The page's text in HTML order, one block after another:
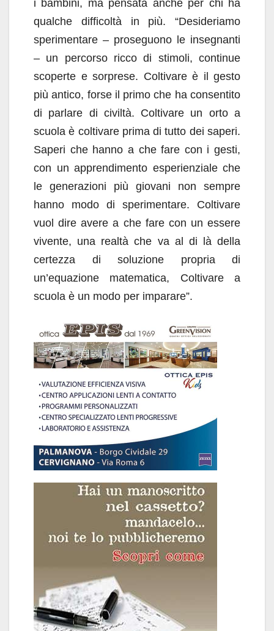
i bambini, ma pensata anche per chi ha
qualche difficoltà in più. “Desideriamo
sperimentare – proseguono le insegnanti
– un percorso ricco di stimoli, continue
scoperte e sorprese. Coltivare è il gesto
più antico, forse il primo che ha consentito
di parlare di civiltà. Coltivare un orto a
scuola è coltivare prima di tutto dei saperi.
Saperi che hanno a che fare con i gesti,
con un apprendimento esperienziale che
le generazioni più giovani non sempre
hanno modo di sperimentare. Coltivare
vuol dire avere a che fare con un essere
vivente, una realtà che va al di là della
certezza di soluzione propria di
un’equazione matematica, Coltivare a
scuola è un modo per imparare”.